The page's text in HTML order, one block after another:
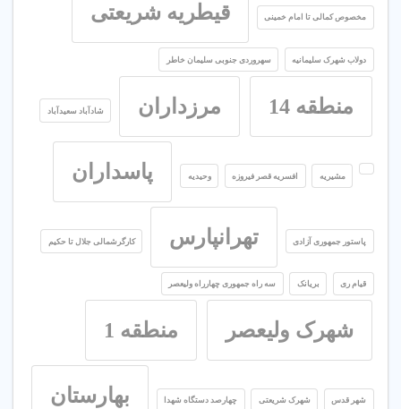
مخصوص کمالی تا امام خمینی قیطریه شریعتی
دولاب شهرک سلیمانیه سهروردی جنوبی سلیمان خاطر
منطقه 14 مرزداران شادآباد سعیدآباد
مشیریه افسریه قصر فیروزه وحیدیه پاسداران
پاستور جمهوری آزادی تهرانپارس کارگرشمالی جلال تا حکیم
قیام ری بریانک سه راه جمهوری چهارراه ولیعصر
شهرک ولیعصر منطقه 1
شهر قدس شهرک شریعتی چهارصد دستگاه شهدا بهارستان